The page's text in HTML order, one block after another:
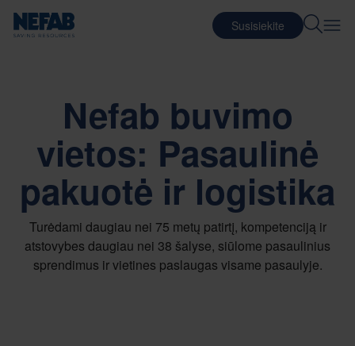
Susisiekite
Nefab buvimo
vietos: Pasaulinė
pakuotė ir logistika
Turėdami daugiau nei 75 metų patirtį, kompetenciją ir
atstovybes daugiau nei 38 šalyse, siūlome pasaulinius
sprendimus ir vietines paslaugas visame pasaulyje.